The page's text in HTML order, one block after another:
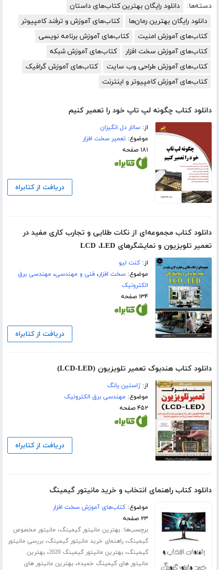
دسته‌ها:
دانلود رایگان بهترین کتاب‌های داستان
دانلود رایگان بهترین رمان‌ها
کتاب‌های آموزش و ترفند کامپیوتر
کتاب‌های آموزش امنیت
کتاب‌های آموزش برنامه نویسی
کتاب‌های آموزش سخت افزار
کتاب‌های آموزش شبکه
کتاب‌های آموزش طراحی وب سایت
کتاب‌های آموزش گرافیک
کتاب‌های آموزش کامپیوتر و اینترنت
دانلود کتاب چگونه لپ تاپ خود را تعمیر کنیم
از:سالار دل انگیزان
موضوع:تعمیر سخت افزار
۱۸۱ صفحه
دریافت از کتابراه
دانلود کتاب مجموعه‌ای از نکات طلایی و تجارب کاری مفید در
تعمیر تلویزیون و نمایشگرهای LCD ،LED
از:کنت لیو
موضوع:سخت افزار،فنی و مهندسی، مهندسی برق
الکترونیک
۱۳۴ صفحه
دریافت از کتابراه
دانلود کتاب هندبوک تعمیر تلویزیون (LCD-LED)
از:ژاستین یانگ
موضوع: مهندسی برق الکترونیک
۴۵۲ صفحه
دریافت از کتابراه
دانلود کتاب راهنمای انتخاب و خرید مانیتور گیمینگ
موضوع:کتاب‌های آموزش سخت افزار
۲۳ صفحه
برچسب‌ها:بهترین مانیتور گیمینگ، مانیتور مخصوص
گیمینگ،راهنمای خرید مانیتور گیمینگ،بررسی مانیتور
گیمینگ،بهترین مانیتور گیمینگ 2020 ،بهترین
مانیتور های گیمینگ خمیده،بهترین مانیتور های